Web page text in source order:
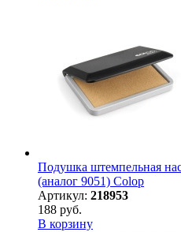
Подушка штемпельная
(аналог 9051) Colop
Артикул: 218953
188 руб.
В корзину